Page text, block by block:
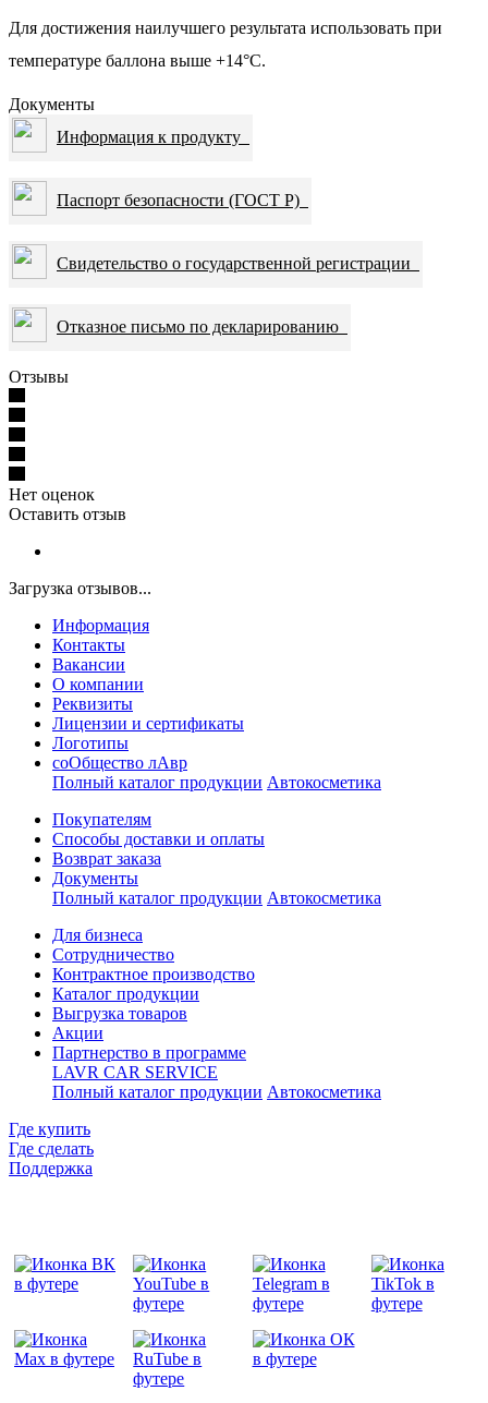
Для достижения наилучшего результата использовать при
температуре баллона выше +14°С.
Документы
Информация к продукту
Паспорт безопасности (ГОСТ Р)
Свидетельство о государственной регистрации
Отказное письмо по декларированию
Отзывы
Нет оценок
Оставить отзыв
Загрузка отзывов...
Информация
Контакты
Вакансии
О компании
Реквизиты
Лицензии и сертификаты
Логотипы
соОбщество лАвр
Полный каталог продукции Автокосметика
Покупателям
Способы доставки и оплаты
Возврат заказа
Документы
Полный каталог продукции Автокосметика
Для бизнеса
Сотрудничество
Контрактное производcтво
Каталог продукции
Выгрузка товаров
Акции
Партнерство в программе
LAVR CAR SERVICE
Полный каталог продукции Автокосметика
Где купить
Где сделать
Поддержка